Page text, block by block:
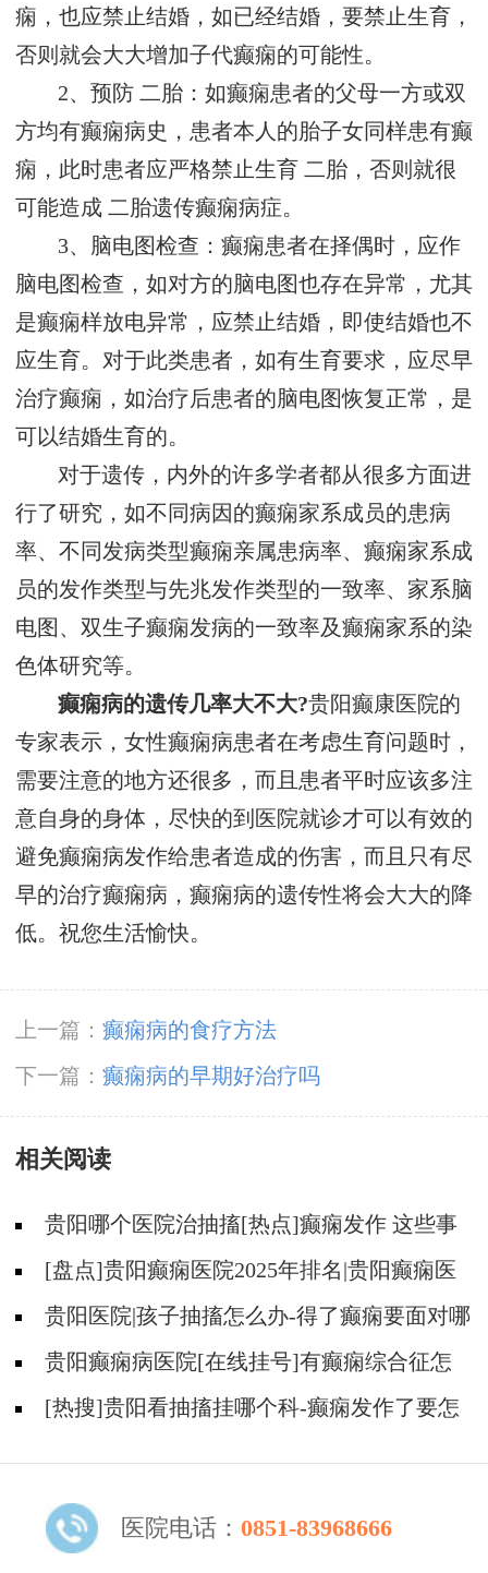
痫，也应禁止结婚，如已经结婚，要禁止生育，
否则就会大大增加子代癫痫的可能性。
2、预防 二胎：如癫痫患者的父母一方或双
方均有癫痫病史，患者本人的胎子女同样患有癫
痫，此时患者应严格禁止生育 二胎，否则就很
可能造成 二胎遗传癫痫病症。
3、脑电图检查：癫痫患者在择偶时，应作
脑电图检查，如对方的脑电图也存在异常，尤其
是癫痫样放电异常，应禁止结婚，即使结婚也不
应生育。对于此类患者，如有生育要求，应尽早
治疗癫痫，如治疗后患者的脑电图恢复正常，是
可以结婚生育的。
对于遗传，内外的许多学者都从很多方面进
行了研究，如不同病因的癫痫家系成员的患病
率、不同发病类型癫痫亲属患病率、癫痫家系成
员的发作类型与先兆发作类型的一致率、家系脑
电图、双生子癫痫发病的一致率及癫痫家系的染
色体研究等。
癫痫病的遗传几率大不大?贵阳癫康医院的
专家表示，女性癫痫病患者在考虑生育问题时，
需要注意的地方还很多，而且患者平时应该多注
意自身的身体，尽快的到医院就诊才可以有效的
避免癫痫病发作给患者造成的伤害，而且只有尽
早的治疗癫痫病，癫痫病的遗传性将会大大的降
低。祝您生活愉快。
上一篇： 癫痫病的食疗方法
下一篇： 癫痫病的早期好治疗吗
相关阅读
贵阳哪个医院治抽搐[热点]癫痫发作 这些事
情不能做！
[盘点]贵阳癫痫医院2025年排名|贵阳癫痫医
院哪个好？
贵阳医院|孩子抽搐怎么办-得了癫痫要面对哪
些问题？
贵阳癫痫病医院[在线挂号]有癫痫综合征怎
么办？[热搜]贵阳看抽搐挂哪个科-癫痫发作了要怎
医院电话： 0851-83968666